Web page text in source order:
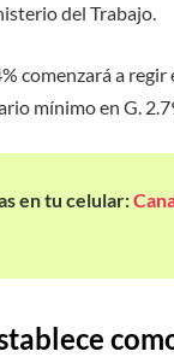
del Trabajo.
comenzará a
mínimo en G.
en tu celular: